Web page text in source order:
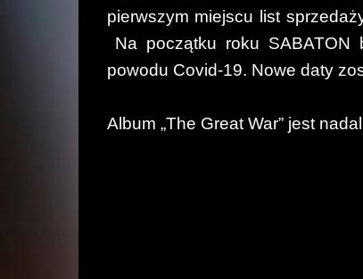
pierwszym miejscu list
Na początku roku SABATON
powodu Covid-19. Nowe daty
Album „The Great War” jest